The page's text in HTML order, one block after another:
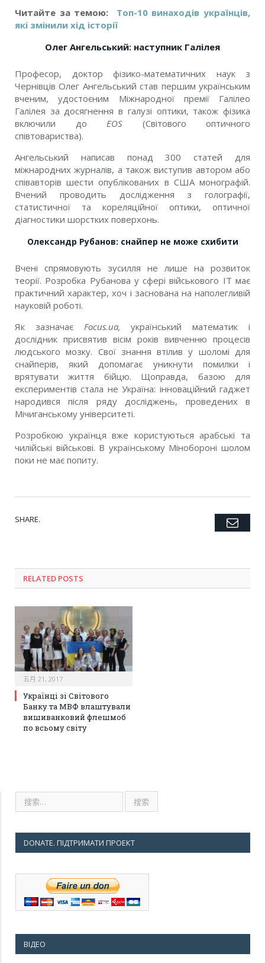
Читайте за темою: Топ-10 винаходів українців,
які змінили хід історії
Олег Ангельський: наступник Галілея
Професор, доктор фізико-математичних наук з
Чернівців Олег Ангельський став першим українським
вченим, удостоєним Міжнародної премії Галілео
Галілея за досягнення в галузі оптики, також фізика
включили до EOS (Світового оптичного
співтовариства).
Ангельський написав понад 300 статей для
міжнародних журналів, а також виступив автором або
співавторів шести опублікованих в США монографій.
Вчений проводить дослідження з голографії,
статистичної та кореляційної оптики, оптичної
діагностики шорстких поверхонь.
Олександр Рубанов: снайпер не може схибити
Вчені спрямовують зусилля не лише на розвиток
теорії. Розробка Рубанова у сфері військового IT має
практичний характер, хоч і заснована на наполегливій
науковій роботі.
Як зазначає Focus.ua, український математик і
дослідник присвятив вісім років вивченню процесів
людського мозку. Свої знання втілив у шоломі для
снайперів, який допомагає уникнути помилки і
врятувати життя бійцю. Щоправда, базою для
експериментів стала не Україна: інноваційний гаджет
народився після ряду досліджень, проведених в
Мічиганському університеті.
Розробкою українця вже користуються арабські та
чилійські військові. В українському Мінобороні шолом
поки не має попиту.
SHARE. Twitter
Facebook
Google+
Pinterest
LinkedIn
Tumblr
RELATED POSTS
五月 21, 2017
Українці зі Світового
Банку та МВФ влаштували
вишиванковий флешмоб
по всьому світу
DONATE. ПІДТРИМАТИ ПРОЕКТ
ВІДЕО